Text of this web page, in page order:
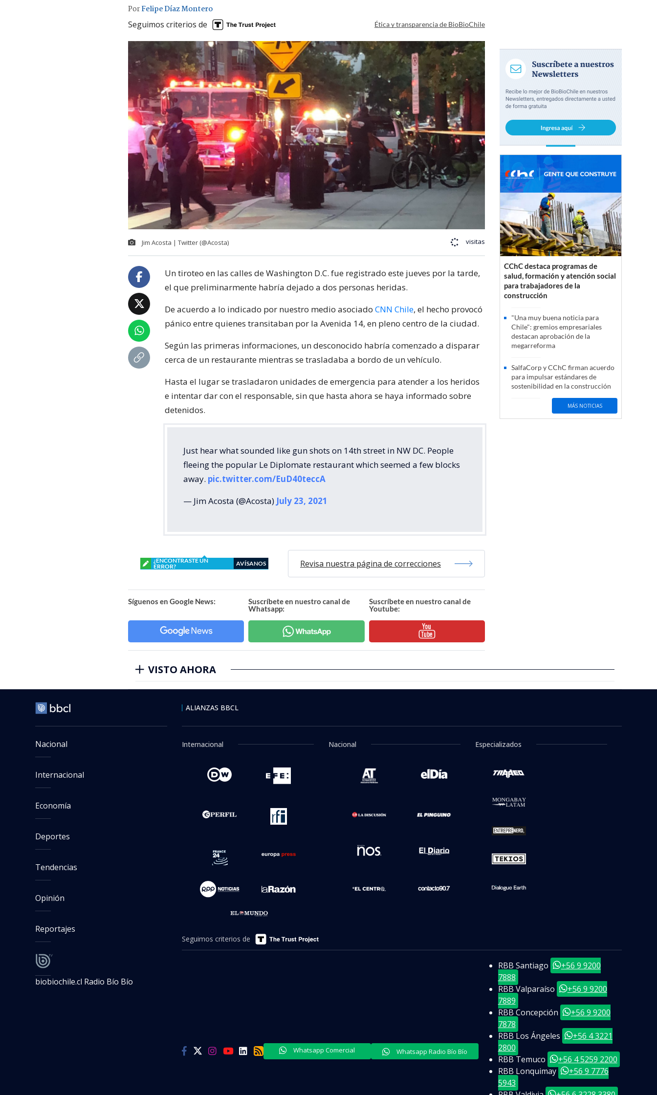
PorFelipe Díaz Montero
Seguimos criterios de Ética y transparencia de BioBioChile
Jim Acosta | Twitter (@Acosta) visitas
Un tiroteo en las calles de Washington D.C. fue registrado este jueves por la tarde,
el que preliminarmente habría dejado a dos personas heridas.
De acuerdo a lo indicado por nuestro medio asociado CNN Chile, el hecho provocó
pánico entre quienes transitaban por la Avenida 14, en pleno centro de la ciudad.
Según las primeras informaciones, un desconocido habría comenzado a disparar
cerca de un restaurante mientras se trasladaba a bordo de un vehículo.
Hasta el lugar se trasladaron unidades de emergencia para atender a los heridos
e intentar dar con el responsable, sin que hasta ahora se haya informado sobre
detenidos.
Just hear what sounded like gun shots on 14th street in NW DC. People
fleeing the popular Le Diplomate restaurant which seemed a few blocks
away. pic.twitter.com/EuD40teccA
— Jim Acosta (@Acosta) July 23, 2021
¿ENCONTRASTE UN
ERROR?
AVÍSANOS Revisa nuestra página de correcciones
Síguenos en Google News:
Suscríbete en nuestro canal de
Whatsapp:
Suscríbete en nuestro canal de
Youtube:
CChC destaca programas de
salud, formación y atención social
para trabajadores de la
construcción
"Una muy buena noticia para
Chile": gremios empresariales
destacan aprobación de la
megarreforma
SalfaCorp y CChC firman acuerdo
para impulsar estándares de
sostenibilidad en la construcción
MÁS NOTICIAS
VISTO AHORA
Nacional
Internacional
Economía
Deportes
Tendencias
Opinión
Reportajes
biobiochile.cl Radio Bío Bío
ALIANZAS BBCL
Internacional Nacional Especializados
Seguimos criterios de
Whatsapp Comercial Whatsapp Radio Bío Bío
RBB Santiago
+56 9 9200
7888
RBB Valparaíso
+56 9 9200
7889
RBB Concepción
+56 9 9200
7878
RBB Los Ángeles
+56 4 3221
2800
RBB Temuco
+56 4 5259 2200
RBB Lonquimay
+56 9 7776
5943